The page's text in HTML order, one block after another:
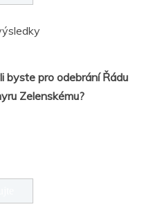
byste pro odebrání Řádu
Zelenskému?